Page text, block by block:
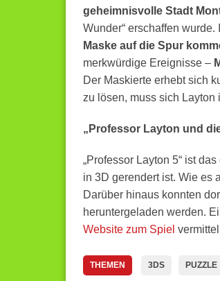
geheimnisvolle Stadt
Wunder“ erschaffen
Maske auf die Spur
merkwürdige Ereignisse –
Der Maskierte erhebt sich
zu lösen, muss sich
„Professor Layton und
„Professor Layton 5“ ist
in 3D gerendert ist. Wie es
Darüber hinaus konnten
heruntergeladen werden.
Website zum Spiel
THEMEN 3DS PUZZLE